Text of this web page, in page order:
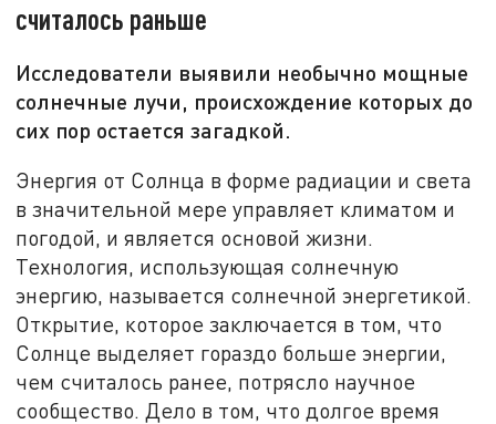
считалось раньше
Исследователи выявили необычно мощные
солнечные лучи, происхождение которых до
сих пор остается загадкой.
Энергия от Солнца в форме радиации и света
в значительной мере управляет климатом и
погодой, и является основой жизни.
Технология, использующая солнечную
энергию, называется солнечной энергетикой.
Открытие, которое заключается в том, что
Солнце выделяет гораздо больше энергии,
чем считалось ранее, потрясло научное
сообщество. Дело в том, что долгое время